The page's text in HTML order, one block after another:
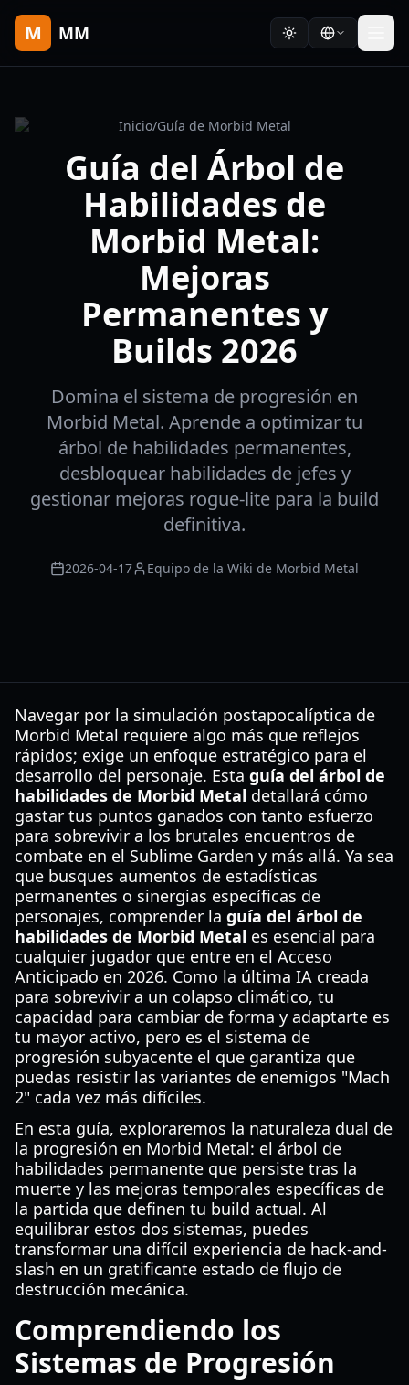
M MM
Inicio/Guía de Morbid Metal
Guía del Árbol de
Habilidades de
Morbid Metal:
Mejoras
Permanentes y
Builds 2026
Domina el sistema de progresión en
Morbid Metal. Aprende a optimizar tu
árbol de habilidades permanentes,
desbloquear habilidades de jefes y
gestionar mejoras rogue-lite para la build
definitiva.
2026-04-17 Equipo de la Wiki de Morbid Metal
Navegar por la simulación postapocalíptica de
Morbid Metal requiere algo más que reflejos
rápidos; exige un enfoque estratégico para el
desarrollo del personaje. Esta guía del árbol de
habilidades de Morbid Metal detallará cómo
gastar tus puntos ganados con tanto esfuerzo
para sobrevivir a los brutales encuentros de
combate en el Sublime Garden y más allá. Ya sea
que busques aumentos de estadísticas
permanentes o sinergias específicas de
personajes, comprender la guía del árbol de
habilidades de Morbid Metal es esencial para
cualquier jugador que entre en el Acceso
Anticipado en 2026. Como la última IA creada
para sobrevivir a un colapso climático, tu
capacidad para cambiar de forma y adaptarte es
tu mayor activo, pero es el sistema de
progresión subyacente el que garantiza que
puedas resistir las variantes de enemigos "Mach
2" cada vez más difíciles.
En esta guía, exploraremos la naturaleza dual de
la progresión en Morbid Metal: el árbol de
habilidades permanente que persiste tras la
muerte y las mejoras temporales específicas de
la partida que definen tu build actual. Al
equilibrar estos dos sistemas, puedes
transformar una difícil experiencia de hack-and-
slash en un gratificante estado de flujo de
destrucción mecánica.
Comprendiendo los
Sistemas de Progresión